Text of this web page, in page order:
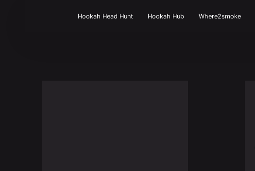
Hookah Head Hunt Hookah Hub Where2smoke